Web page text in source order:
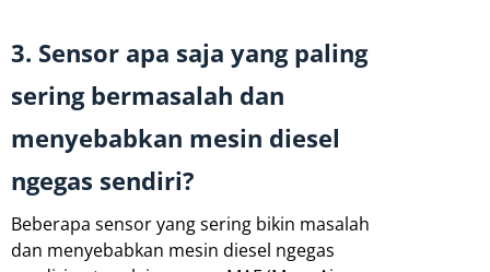
3. Sensor apa saja yang paling
sering bermasalah dan
menyebabkan mesin diesel
ngegas sendiri?
Beberapa sensor yang sering bikin masalah
dan menyebabkan mesin diesel ngegas